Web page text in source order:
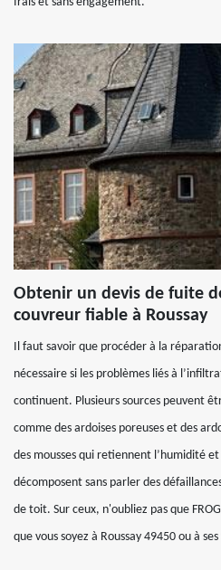
Obtenir un devis de fuite
couvreur fiable à Roussay
Il faut savoir que procéder à la
nécessaire si les problèmes liés à
continuent. Plusieurs sources peuvent
comme des ardoises poreuses et des
des mousses qui retiennent l’humidité
décomposent sans parler des
de toit. Sur ceux, n'oubliez pas que
que vous soyez à Roussay 49450 ou à